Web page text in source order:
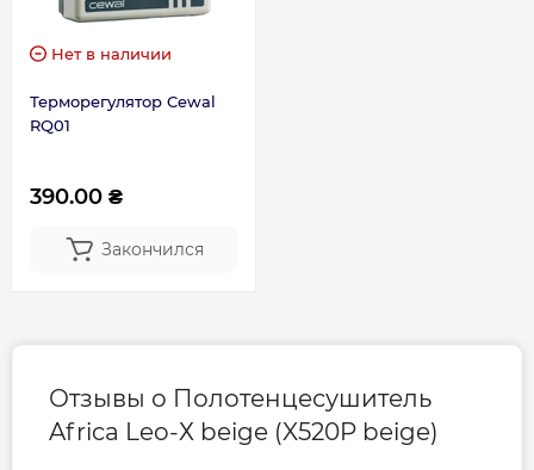
Нет в наличии
Терморегулятор Cewal
RQ01
390.00 ₴
Закончился
Отзывы о Полотенцесушитель
Africa Leo-Х beige (X520P beige)